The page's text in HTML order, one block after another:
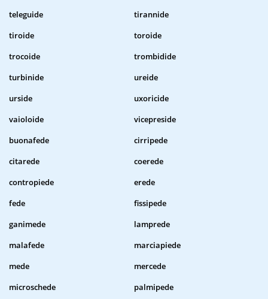
teleguide
tirannide
tiroide
toroide
trocoide
trombidide
turbinide
ureide
urside
uxoricide
vaioloide
vicepreside
buonafede
cirripede
citarede
coerede
contropiede
erede
fede
fissipede
ganimede
lamprede
malafede
marciapiede
mede
mercede
microschede
palmipede